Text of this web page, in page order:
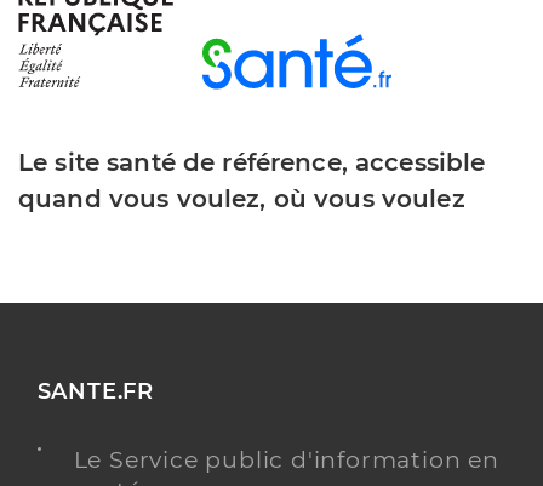
Le site santé de référence, accessible
quand vous voulez, où vous voulez
SANTE.FR
Le Service public d'information en